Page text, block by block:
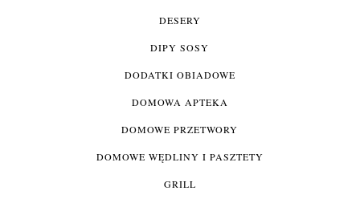
DESERY
DIPY SOSY
DODATKI OBIADOWE
DOMOWA APTEKA
DOMOWE PRZETWORY
DOMOWE WĘDLINY I PASZTETY
GRILL